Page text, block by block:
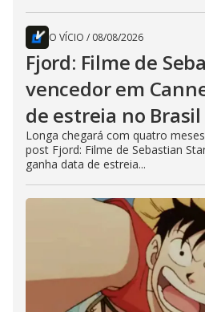
O VÍCIO / 08/08/2026
Fjord: Filme de
vencedor em
de estreia no Brasil
Longa chegará com quatro
post Fjord: Filme de Sebastian
ganha data de estreia...